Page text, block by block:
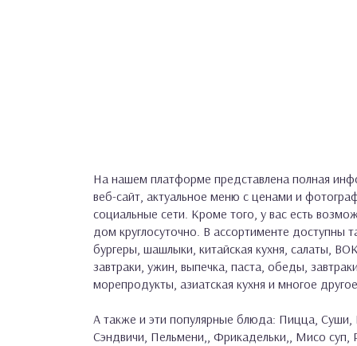
На нашем платформе представлена полная
веб-сайт, актуальное меню с ценами и
социальные сети. Кроме того, у вас есть
дом круглосуточно. В ассортименте доступны
бургеры, шашлыки, китайская кухня, салаты,
завтраки, ужин, выпечка, паста, обеды,
морепродукты, азиатская кухня и многое
А также и эти популярные блюда: Пицца,
Сэндвичи, Пельмени,, Фрикадельки,, Мисо